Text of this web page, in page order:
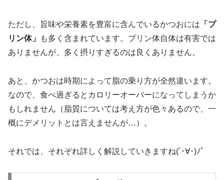
ただし、旨味や栄養素を豊富に含んでいるかつおには 「プ
リン体」
も多く含まれています。プリン体自体は有害では
ありませんが、多く摂りすぎるのは良くありません。
あと、かつおは時期によって脂の乗り方が全然違います。
なので、食べ過ぎるとカロリーオーバーになってしまうか
もしれません（脂質については考え方が色々あるので、一
概にデメリットとは言えませんが…）。
それでは、それぞれ詳しく解説していきますね(´･∀･)ﾉﾟ